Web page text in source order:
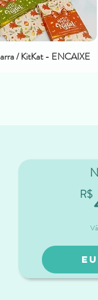
/ KitKat - ENCAIXE
R$